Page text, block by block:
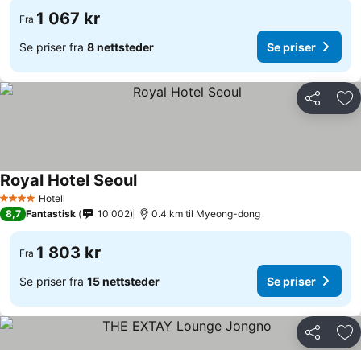
Fra 1 067 kr
Se priser fra 8 nettsteder Se priser
Del
4 StjernerHotell
Royal Hotel Seoul
8,7 Fantastisk 10 002 0.4 km til Myeong-dong
Fra 1 803 kr
Se priser fra 15 nettsteder Se priser
Del